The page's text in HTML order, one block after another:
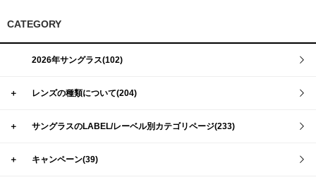
CATEGORY
2026年サングラス(102)
＋ レンズの種類について(204)
＋ サングラスのLABEL/レーベル別カテゴリページ(233)
＋ キャンペーン(39)